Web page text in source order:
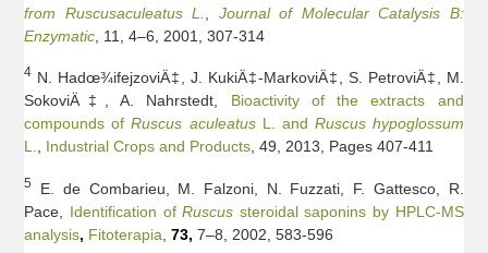
from Ruscusaculeatus L.
Journal of Molecular Catalysis B:
Enzymatic , 11, 4–6, 2001, 307-314
4 N. Hadœ¾ifejzoviÄ‡, J. KukiÄ‡-MarkoviÄ‡, S. PetroviÄ‡, M.
SokoviÄ‡, A. Nahrstedt, Bioactivity of the extracts and
compounds ofRuscus aculeatusL. and Ruscus hypoglossum
L.
Industrial Crops and Products , 49, 2013, Pages 407-411
5
E. de Combarieu, M. Falzoni, N. Fuzzati, F. Gattesco, R.
Pace, Identification ofRuscus steroidal saponins by HPLC-MS
analysis, Fitoterapia ,73,7–8, 2002, 583-596